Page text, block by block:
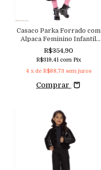
1/2
Casaco Parka Forrado com
Alpaca Feminino Infantil
Macutie
R$354,90
R$319,41 com Pix
4 x de R$88,73 sem juros
Comprar